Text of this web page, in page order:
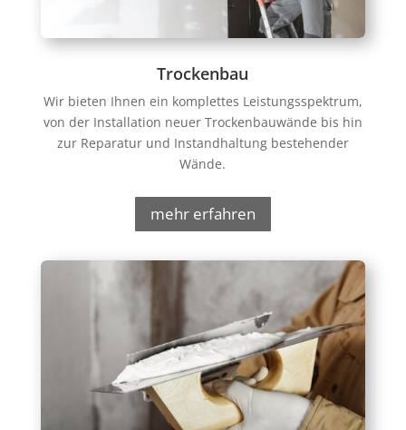
Trockenbau
Wir bieten Ihnen ein komplettes Leistungsspektrum,
von der Installation neuer Trockenbauwände bis hin
zur Reparatur und Instandhaltung bestehender
Wände.
mehr erfahren